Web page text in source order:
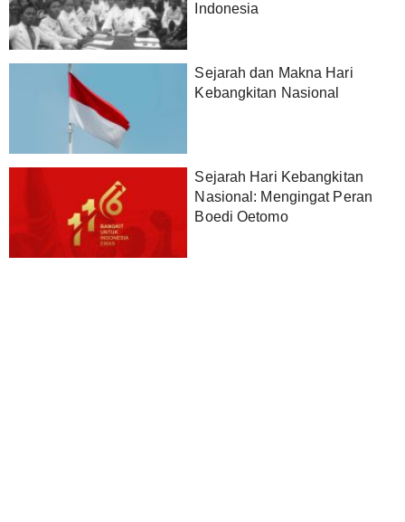
Indonesia
Sejarah dan Makna Hari
Kebangkitan Nasional
Sejarah Hari Kebangkitan
Nasional: Mengingat Peran
Boedi Oetomo